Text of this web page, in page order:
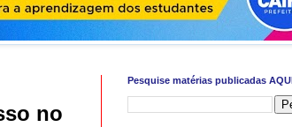
no
Pesquise matérias publicadas AQUI